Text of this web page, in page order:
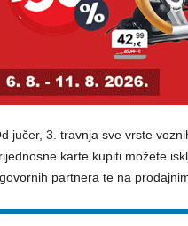
jučer, 3. travnja sve vrste
karte kupiti možete
partnera te na